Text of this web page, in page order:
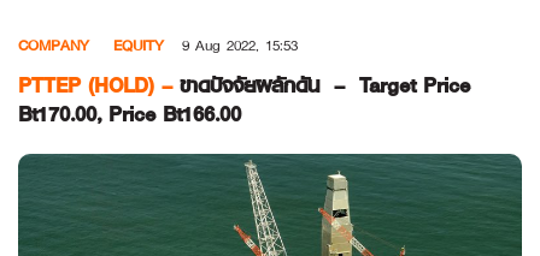
content
COMPANY EQUITY 9 Aug 2022, 15:53
PTTEP (HOLD) –ขาดปัจจัยผลักดัน – Target Price
Bt170.00, Price Bt166.00